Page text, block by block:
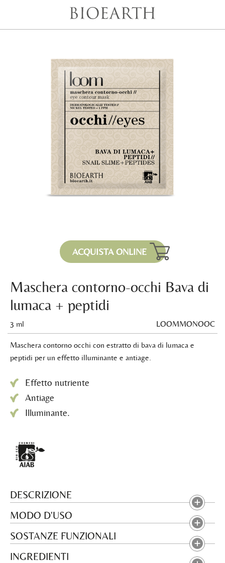
ACQUISTA ONLINE
Maschera contorno-occhi Bava di
lumaca + peptidi
3 ml LOOMMONOOC
Maschera contorno occhi con estratto di bava di lumaca e
peptidi per un effetto illuminante e antiage.
Effetto nutriente
Antiage
Illuminante.
DESCRIZIONE
MODO D'USO
SOSTANZE FUNZIONALI
INGREDIENTI